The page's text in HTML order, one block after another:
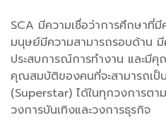
SCA มีความเชื่อว่าการศึกษา
มนุษย์มีความสามารถรอบด้าน มี
ประสบการณ์การทำงาน และมีคุ
คุณสมบัติของคนที่จะสามารถเป็
(Superstar) ได้ในทุกวงการตา
วงการบันเทิงและวงการธุรกิจ